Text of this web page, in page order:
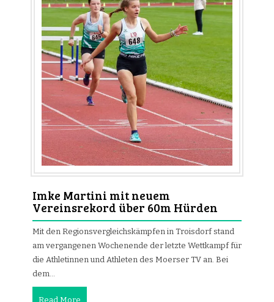
Imke Martini mit neuem
Vereinsrekord über 60m Hürden
Mit den Regionsvergleichskämpfen in Troisdorf stand
am vergangenen Wochenende der letzte Wettkampf für
die Athletinnen und Athleten des Moerser TV an. Bei
dem…
Read More